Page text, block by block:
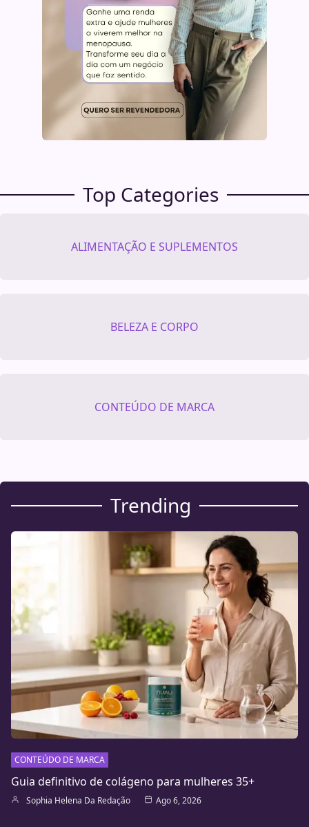
Top Categories
ALIMENTAÇÃO E SUPLEMENTOS
BELEZA E CORPO
CONTEÚDO DE MARCA
Trending
CONTEÚDO DE MARCA
Guia definitivo de colágeno para mulheres 35+
Sophia Helena Da Redação Ago 6, 2026